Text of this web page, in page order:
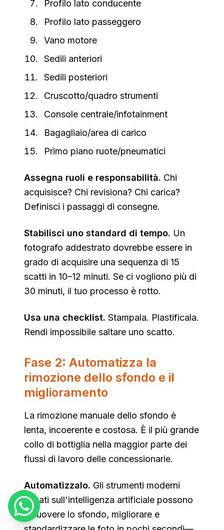
Profilo lato conducente
Profilo lato passeggero
Vano motore
Sedili anteriori
Sedili posteriori
Cruscotto/quadro strumenti
Console centrale/infotainment
Bagagliaio/area di carico
Primo piano ruote/pneumatici
Assegna ruoli e responsabilità. Chi
acquisisce? Chi revisiona? Chi carica?
Definisci i passaggi di consegne.
Stabilisci uno standard di tempo. Un
fotografo addestrato dovrebbe essere in
grado di acquisire una sequenza di 15
scatti in 10–12 minuti. Se ci vogliono più di
30 minuti, il tuo processo è rotto.
Usa una checklist. Stampala. Plastificala.
Rendi impossibile saltare uno scatto.
Fase 2: Automatizza la
rimozione dello sfondo e il
miglioramento
La rimozione manuale dello sfondo è
lenta, incoerente e costosa. È il più grande
collo di bottiglia nella maggior parte dei
flussi di lavoro delle concessionarie.
Automatizzalo. Gli strumenti moderni
basati sull'intelligenza artificiale possono
rimuovere lo sfondo, migliorare e